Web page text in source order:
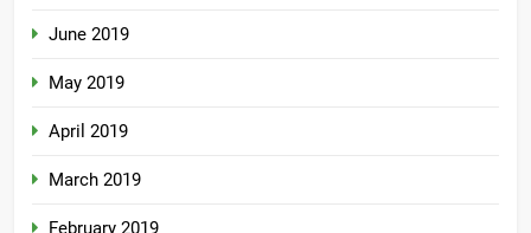
June 2019
May 2019
April 2019
March 2019
February 2019